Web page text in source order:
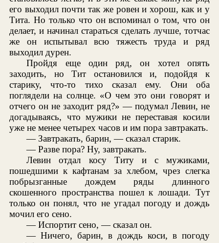
его выходил почти так же ровен и хорош, как и у
Тита. Но только что он вспоминал о том, что он
делает, и начинал стараться сделать лучше, тотчас
же он испытывал всю тяжесть труда и ряд
выходил дурен.
Пройдя еще один ряд, он хотел опять
заходить, но Тит остановился и, подойдя к
старику, что-то тихо сказал ему. Они оба
поглядели на солнце. «О чем это они говорят и
отчего он не заходит ряд?» — подумал Левин, не
догадываясь, что мужики не переставая косили
уже не менее четырех часов и им пора завтракать.
— Завтракать, барин, — сказал старик.
— Разве пора? Ну, завтракать.
Левин отдал косу Титу и с мужиками,
пошедшими к кафтанам за хлебом, чрез слегка
побрызганные дождем ряды длинного
скошенного пространства пошел к лошади. Тут
только он понял, что не угадал погоду и дождь
мочил его сено.
— Испортит сено, — сказал он.
— Ничего, барин, в дождь коси, в погоду